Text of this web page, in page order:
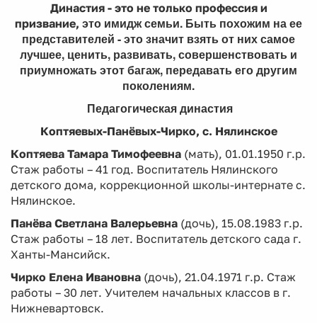
Династия - это не только профессия и
призвание, это имидж семьи. Быть похожим на ее
представителей - это значит взять от них самое
лучшее, ценить, развивать, совершенствовать и
приумножать этот багаж, передавать его другим
поколениям.
Педагогическая династия
Коптяевых-Панёвых-Чирко, с. Нялинское
Коптяева Тамара Тимофеевна (мать), 01.01.1950 г.р.
Стаж работы – 41 год. Воспитатель Нялинского
детского дома, коррекционной школы-интернате с.
Нялинское.
Панёва Светлана Валерьевна (дочь), 15.08.1983 г.р.
Стаж работы – 18 лет. Воспитатель детского сада г.
Ханты-Мансийск.
Чирко Елена Ивановна (дочь), 21.04.1971 г.р. Стаж
работы – 30 лет. Учителем начальных классов в г.
Нижневартовск.